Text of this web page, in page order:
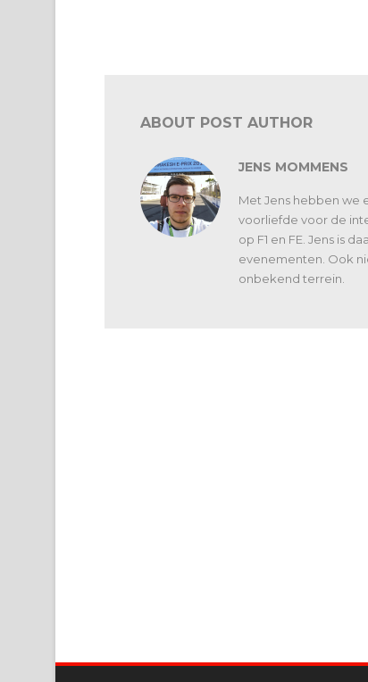
ABOUT POST AUTHOR
JENS MOMMENS
Met Jens hebben we
voorliefde voor de
op F1 en FE. Jens is
evenementen. Ook
onbekend terrein.